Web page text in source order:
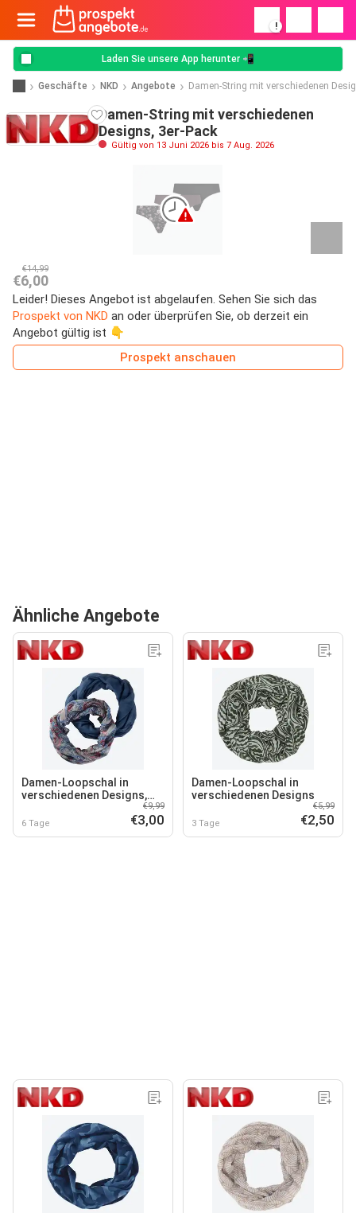
!
Laden Sie unsere App herunter 📲
Geschäfte NKD Angebote Damen-String mit verschiedenen
Damen-String mit verschiedenen
Designs, 3er-Pack
Gültig von 13 Juni 2026 bis 7 Aug. 2026
€14,99
€6,00
Leider! Dieses Angebot ist abgelaufen. Sehen Sie sich das
Prospekt von NKD an oder überprüfen Sie, ob derzeit ein
Angebot gültig ist 👇
Prospekt anschauen
Ähnliche Angebote
Damen-Loopschal in
verschiedenen Designs,
6 Tage
€9,99
€3,00
Damen-Loopschal in
verschiedenen Designs
3 Tage
€5,99
€2,50